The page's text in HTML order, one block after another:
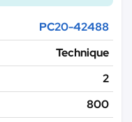
PC20-42488
Technique
2
800